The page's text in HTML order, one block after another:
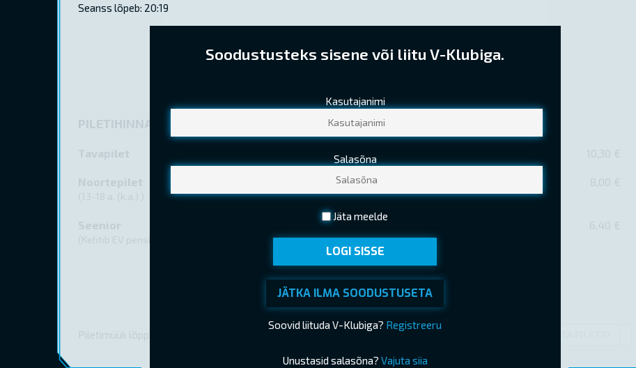
Seanss lõpeb: 20:19
Soodustusteks sisene või liitu V-Klubiga.
Kasutajanimi
Salasõna
Jäta meelde
LOGI SISSE
JÄTKA ILMA SOODUSTUSETA
Soovid liituda V-Klubiga? Registreeru
Unustasid salasõna? Vajuta siia